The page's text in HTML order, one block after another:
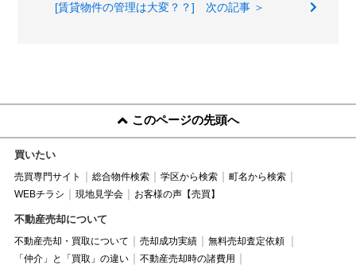
[賃貸物件の管理は大変？？] 次の記事 ＞
このページの先頭へ
買いたい
売買専門サイト 総合物件検索 学区から検索
町名から検索
WEBチラシ
現地見学会 お客様の声【売買】
不動産売却について
不動産売却・買取について 売却成功実績
無料売却査定依頼
「仲介」と「買取」の違い
不動産売却時の諸費用